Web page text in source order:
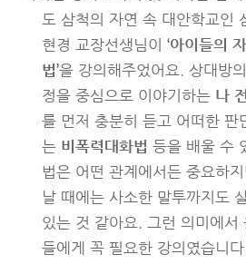
도 삼척의 자연 속 대안학교인
현경 교장선생님이 ‘아이들의
법’을 강의해주었어요. 상대방
정을 중심으로 이야기하는 나
를 먼저 충분히 듣고 어떠한 판
는 비폭력대화법 등을 배울 수
법은 어떤 관계에서든 중요하
날 때에는 사소한 말투까지도
있는 것 같아요. 그런 의미에서
들에게 꼭 필요한 강의였습니